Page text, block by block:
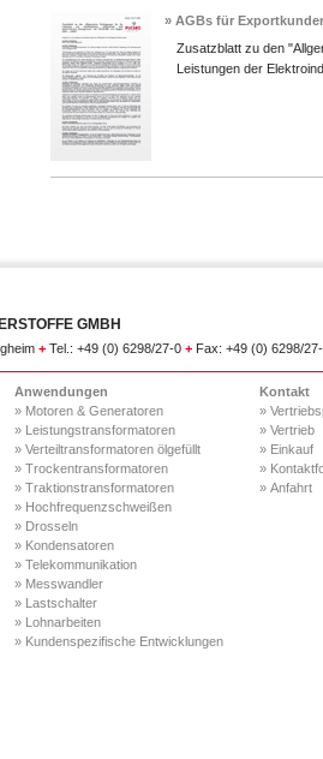
» AGBs für
Zusatzblatt zu den
Leistungen der
GMBH
+ Tel.: +49 (0) 6298/27-0 + Fax: +49 (0) 6298/
Anwendungen
» Motoren & Generatoren
» Leistungstransformatoren
» Verteiltransformatoren ölgefüllt
» Trockentransformatoren
» Traktionstransformatoren
» Hochfrequenzschweißen
» Drosseln
» Kondensatoren
» Telekommunikation
» Messwandler
» Lastschalter
» Lohnarbeiten
» Kundenspezifische Entwicklungen
Kontakt
»
» Vertrieb
» Einkauf
»
» Anfahrt